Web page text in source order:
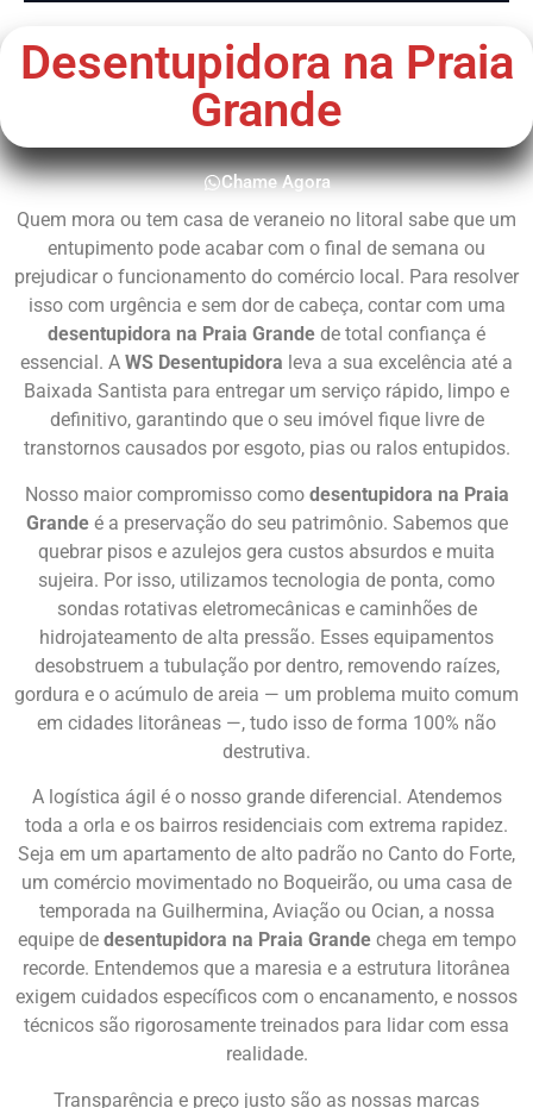
Desentupidora na Praia
Grande
Chame Agora
Quem mora ou tem casa de veraneio no litoral sabe que um
entupimento pode acabar com o final de semana ou
prejudicar o funcionamento do comércio local. Para resolver
isso com urgência e sem dor de cabeça, contar com uma
desentupidora na Praia Grande de total confiança é
essencial. A WS Desentupidora leva a sua excelência até a
Baixada Santista para entregar um serviço rápido, limpo e
definitivo, garantindo que o seu imóvel fique livre de
transtornos causados por esgoto, pias ou ralos entupidos.
Nosso maior compromisso como desentupidora na Praia
Grandeé a preservação do seu patrimônio. Sabemos que
quebrar pisos e azulejos gera custos absurdos e muita
sujeira. Por isso, utilizamos tecnologia de ponta, como
sondas rotativas eletromecânicas e caminhões de
hidrojateamento de alta pressão. Esses equipamentos
desobstruem a tubulação por dentro, removendo raízes,
gordura e o acúmulo de areia — um problema muito comum
em cidades litorâneas —, tudo isso de forma 100% não
destrutiva.
A logística ágil é o nosso grande diferencial. Atendemos
toda a orla e os bairros residenciais com extrema rapidez.
Seja em um apartamento de alto padrão no Canto do Forte,
um comércio movimentado no Boqueirão, ou uma casa de
temporada na Guilhermina, Aviação ou Ocian, a nossa
equipe de desentupidora na Praia Grandechega em tempo
recorde. Entendemos que a maresia e a estrutura litorânea
exigem cuidados específicos com o encanamento, e nossos
técnicos são rigorosamente treinados para lidar com essa
realidade.
Transparência e preço justo são as nossas marcas